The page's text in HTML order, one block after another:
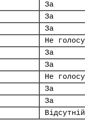
За
За
За
Не
За
За
Не
За
За
Відсутній